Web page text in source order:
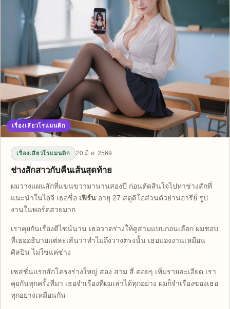
เรื่องเสียวโรแมนติก
เรื่องเสียวโรแมนติก 20 มี.ค. 2569
ช่างสักสาวกับคืนเส้นสุดท้าย
ผมวางแผนสักที่แขนขวามานานสองปี ก่อนตัดสินใจไปหาช่างสักที่
แนะนำในไอจี เธอชื่อ เฟิร์น อายุ 27 สตูดิโอส่วนตัวย่านอารีย์ รูป
งานในพอร์ตสวยมาก
เราคุยกันเรื่องดีไซน์นาน เธอวาดร่างให้ดูสามแบบก่อนเลือก ผมชอบ
ที่เธออธิบายแต่ละเส้นว่าทำไมถึงวางตรงนั้น เธอมองงานเหมือน
ศิลปิน ไม่ใช่แค่ช่าง
เซสชั่นแรกสักโครงร่างใหญ่ สอง สาม สี่ ค่อยๆ เพิ่มรายละเอียด เรา
คุยกันทุกครั้งที่มา เธอจำเรื่องที่ผมเล่าได้ทุกอย่าง ผมก็จำเรื่องของเธอ
ทุกอย่างเหมือนกัน